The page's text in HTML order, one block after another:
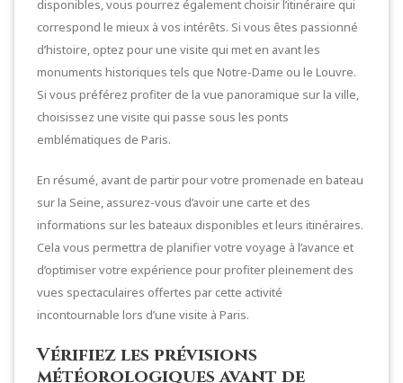
disponibles, vous pourrez également choisir l’itinéraire qui
correspond le mieux à vos intérêts. Si vous êtes passionné
d’histoire, optez pour une visite qui met en avant les
monuments historiques tels que Notre-Dame ou le Louvre.
Si vous préférez profiter de la vue panoramique sur la ville,
choisissez une visite qui passe sous les ponts
emblématiques de Paris.
En résumé, avant de partir pour votre promenade en bateau
sur la Seine, assurez-vous d’avoir une carte et des
informations sur les bateaux disponibles et leurs itinéraires.
Cela vous permettra de planifier votre voyage à l’avance et
d’optimiser votre expérience pour profiter pleinement des
vues spectaculaires offertes par cette activité
incontournable lors d’une visite à Paris.
Vérifiez les prévisions
météorologiques avant de